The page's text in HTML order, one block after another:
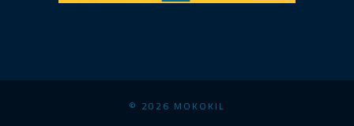
© 2026 MOKOKIL